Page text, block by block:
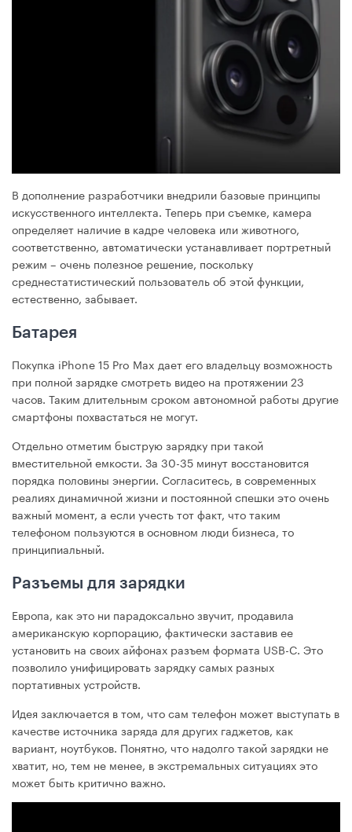
В дополнение разработчики внедрили базовые принципы
искусственного интеллекта. Теперь при съемке, камера
определяет наличие в кадре человека или животного,
соответственно, автоматически устанавливает портретный
режим – очень полезное решение, поскольку
среднестатистический пользователь об этой функции,
естественно, забывает.
Батарея
Покупка iPhone 15 Pro Max дает его владельцу возможность
при полной зарядке смотреть видео на протяжении 23
часов. Таким длительным сроком автономной работы другие
смартфоны похвастаться не могут.
Отдельно отметим быструю зарядку при такой
вместительной емкости. За 30-35 минут восстановится
порядка половины энергии. Согласитесь, в современных
реалиях динамичной жизни и постоянной спешки это очень
важный момент, а если учесть тот факт, что таким
телефоном пользуются в основном люди бизнеса, то
принципиальный.
Разъемы для зарядки
Европа, как это ни парадоксально звучит, продавила
американскую корпорацию, фактически заставив ее
установить на своих айфонах разъем формата USB-C. Это
позволило унифицировать зарядку самых разных
портативных устройств.
Идея заключается в том, что сам телефон может выступать в
качестве источника заряда для других гаджетов, как
вариант, ноутбуков. Понятно, что надолго такой зарядки не
хватит, но, тем не менее, в экстремальных ситуациях это
может быть критично важно.